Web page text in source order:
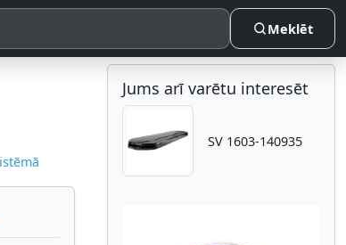
Meklēt
Jums arī varētu interesēt
SV 1603-140935